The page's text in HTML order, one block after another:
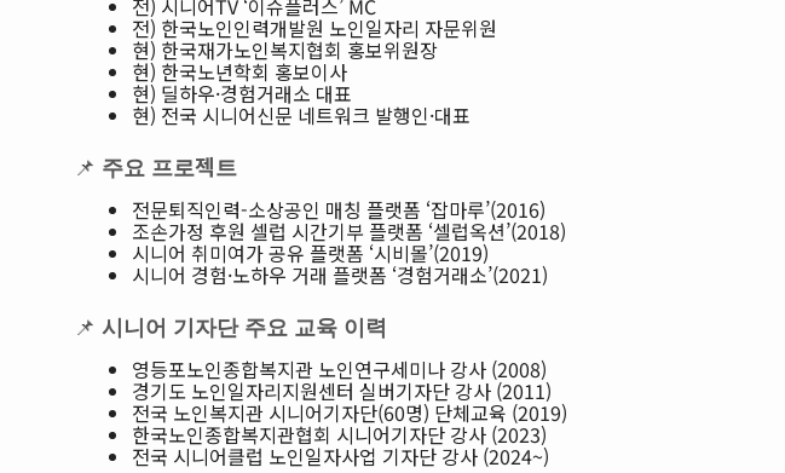
전) 시니어TV ‘이슈플러스’ MC
전) 한국노인인력개발원 노인일자리 자문위원
현) 한국재가노인복지협회 홍보위원장
현) 한국노년학회 홍보이사
현) 딜하우·경험거래소 대표
현) 전국 시니어신문 네트워크 발행인·대표
📌 주요 프로젝트
전문퇴직인력-소상공인 매칭 플랫폼 ‘잡마루’(2016)
조손가정 후원 셀럽 시간기부 플랫폼 ‘셀럽옥션’(2018)
시니어 취미여가 공유 플랫폼 ‘시비몰’(2019)
시니어 경험·노하우 거래 플랫폼 ‘경험거래소’(2021)
📌 시니어 기자단 주요 교육 이력
영등포노인종합복지관 노인연구세미나 강사 (2008)
경기도 노인일자리지원센터 실버기자단 강사 (2011)
전국 노인복지관 시니어기자단(60명) 단체교육 (2019)
한국노인종합복지관협회 시니어기자단 강사 (2023)
전국 시니어클럽 노인일자사업 기자단 강사 (2024~)